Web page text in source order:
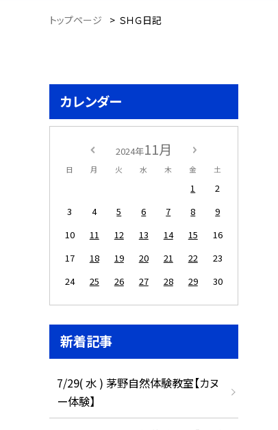
トップページ > ＳＨＧ日記
カレンダー
2024年11月
日 月 火 水 木 金 土
1
2
3
4 5 6 7 8
9
10
11 12 13 14 15
16
17
18 19 20 21 22
23
24
25 26 27 28 29 30
新着記事
7/29( 水 ) 茅野自然体験教室【カヌ
ー体験】